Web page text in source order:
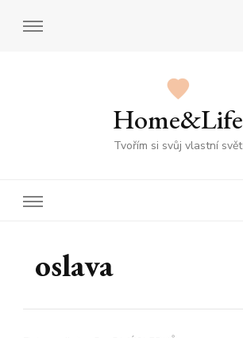
Home&Life
Tvořím si svůj vlastní svět
oslava